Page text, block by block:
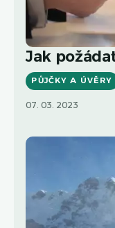
Jak
PŮJČKY A ÚVĚRY
07. 03. 2023